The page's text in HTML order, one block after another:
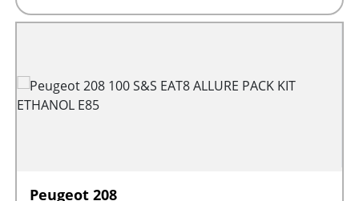
Peugeot 208